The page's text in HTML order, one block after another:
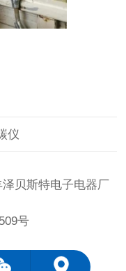
仪
贝斯特电子电器厂
号